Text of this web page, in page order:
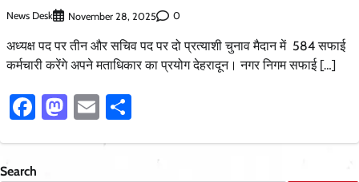
News Desk November 28, 2025 0
अध्यक्ष पद पर तीन और सचिव पद पर दो प्रत्याशी चुनाव मैदान में 584 सफाई
कर्मचारी करेंगे अपने मताधिकार का प्रयोग देहरादून। नगर निगम सफाई […]
Facebook
Mastodon
Email
Search